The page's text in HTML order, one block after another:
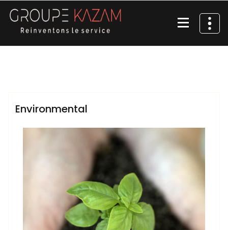
contenu
Environmental